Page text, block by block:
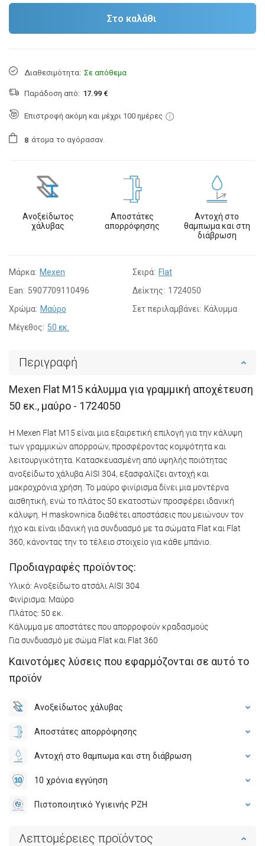
Στο καλάθι
Διαθεσιμότητα: Σε απόθεμα
Παράδοση από: 17.99 €
Επιστροφή ακόμη και μέχρι 100 ημέρες
8 άτομα το αγόρασαν.
Ανοξείδωτος
χάλυβας
Αποστάτες
απορρόφησης
Αντοχή στο
θαμπωμα και στη
διάβρωση
Μάρκα: Mexen Σειρά: Flat
Ean: 5907709110496 Δείκτης: 1724050
Χρώμα: Μαύρο Σετ περιλαμβάνει: Κάλυμμα
Μέγεθος: 50 εκ.
Περιγραφή
Mexen Flat M15 κάλυμμα για γραμμική αποχέτευση
50 εκ., μαύρο - 1724050
Η Mexen Flat M15 είναι μια εξαιρετική επιλογή για την κάλυψη
των γραμμικών απορροών, προσφέροντας κομψότητα και
λειτουργικότητα. Κατασκευασμένη από υψηλής ποιότητας
ανοξείδωτο χάλυβα AISI 304, εξασφαλίζει αντοχή και
μακροχρόνια χρήση. Το μαύρο φινίρισμα δίνει μια μοντέρνα
αισθητική, ενώ το πλάτος 50 εκατοστών προσφέρει ιδανική
κάλυψη. Η maskownica διαθέτει αποστάσεις που μειώνουν τον
ήχο και είναι ιδανική για συνδυασμό με τα σώματα Flat και Flat
360, κάνοντας την το τέλειο στοιχείο για κάθε μπάνιο.
Προδιαγραφές προϊόντος:
Υλικό: Ανοξείδωτο ατσάλι AISI 304
Φινίρισμα: Μαύρο
Πλάτος: 50 εκ.
Κάλυμμα με αποστάτες που απορροφούν κραδασμούς
Για συνδυασμό με σώμα Flat και Flat 360
Καινοτόμες λύσεις που εφαρμόζονται σε αυτό το
προϊόν
Ανοξείδωτος χάλυβας
Αποστάτες απορρόφησης
Αντοχή στο θαμπωμα και στη διάβρωση
10 χρόνια εγγύηση
Πιστοποιητικό Υγιεινής PZH
Λεπτομέρειες προϊόντος